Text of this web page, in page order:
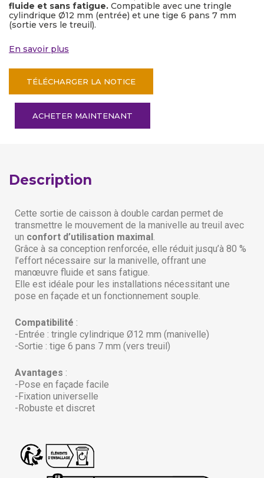
fluide et sans fatigue. Compatible avec une tringle
cylindrique Ø12 mm (entrée) et une tige 6 pans 7 mm
(sortie vers le treuil).
En savoir plus
TÉLÉCHARGER LA NOTICE
ACHETER MAINTENANT
Description
Cette sortie de caisson à double cardan permet de
transmettre le mouvement de la manivelle au treuil avec
un confort d’utilisation maximal.
Grâce à sa conception renforcée, elle réduit jusqu’à 80 %
l’effort nécessaire sur la manivelle, offrant une
manœuvre fluide et sans fatigue.
Elle est idéale pour les installations nécessitant une
pose en façade et un fonctionnement souple.
Compatibilité :
-Entrée : tringle cylindrique Ø12 mm (manivelle)
-Sortie : tige 6 pans 7 mm (vers treuil)
Avantages :
-Pose en façade facile
-Fixation universelle
-Robuste et discret